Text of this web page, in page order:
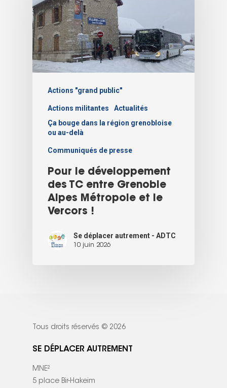
Actions "grand public"
Actions militantes
Actualités
Ça bouge dans la région grenobloise
ou au-delà
Communiqués de presse
Pour le développement
des TC entre Grenoble
Alpes Métropole et le
Vercors !
Se déplacer autrement - ADTC
10 juin 2026
Tous droits réservés © 2026
SE DÉPLACER AUTREMENT
MNE²
5 place Bir-Hakeim